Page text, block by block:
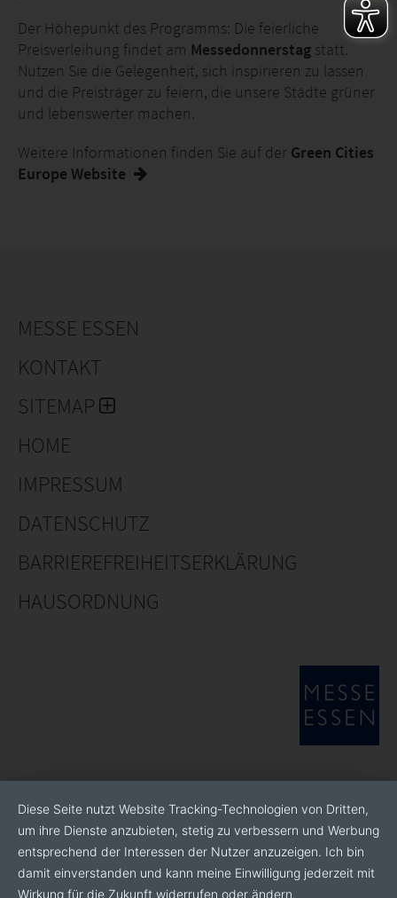
Der Höhepunkt des Programms: Die feierliche
Preisverleihung findet am Messedonnerstag statt.
Nutzen Sie die Gelegenheit, sich inspirieren zu lassen
und die Preisträger zu feiern, die unsere Städte grüner
und lebenswerter machen.
Weitere Informationen finden Sie auf der Green Cities
Europe Website
MESSE ESSEN
KONTAKT
SITEMAP
HOME
IMPRESSUM
DATENSCHUTZ
BARRIEREFREIHEITSERKLÄRUNG
HAUSORDNUNG
Diese Seite nutzt Website Tracking-Technologien von Dritten,
um ihre Dienste anzubieten, stetig zu verbessern und Werbung
entsprechend der Interessen der Nutzer anzuzeigen. Ich bin
damit einverstanden und kann meine Einwilligung jederzeit mit
Wirkung für die Zukunft widerrufen oder ändern.